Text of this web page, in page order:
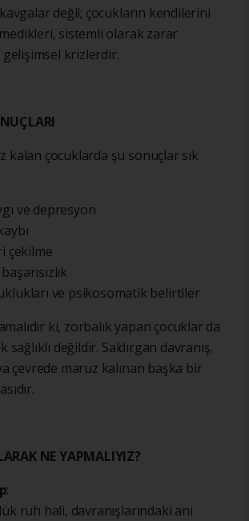
değil; çocukların kendilerini
sistemli olarak zarar
krizlerdir.
kalan çocuklarda şu sonuçlar sık
ve depresyon
çekilme
ve psikosomatik belirtiler
ki, zorbalık yapan çocuklar da
değildir. Saldırgan davranış,
çevrede maruz kalınan başka bir
NE YAPMALIYIZ?
:
ruh hali, davranışlarındaki ani